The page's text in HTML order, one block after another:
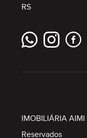
RS
IMOBILIÁRIA AIMI
Reservados